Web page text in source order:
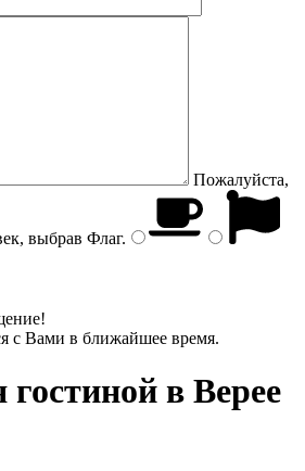
Пожалуйста,
выбрав Флаг.
с Вами в ближайшее время.
гостиной в Верее